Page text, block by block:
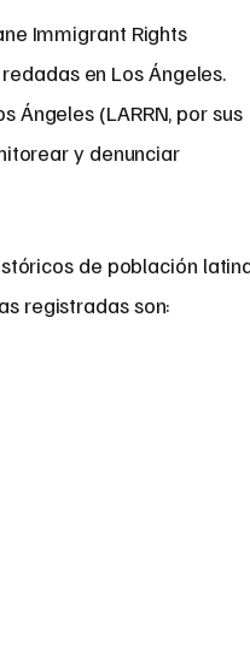
Immigrant Rights
en Los Ángeles.
Ángeles (LARRN, por sus
y denunciar
de población
registradas son: